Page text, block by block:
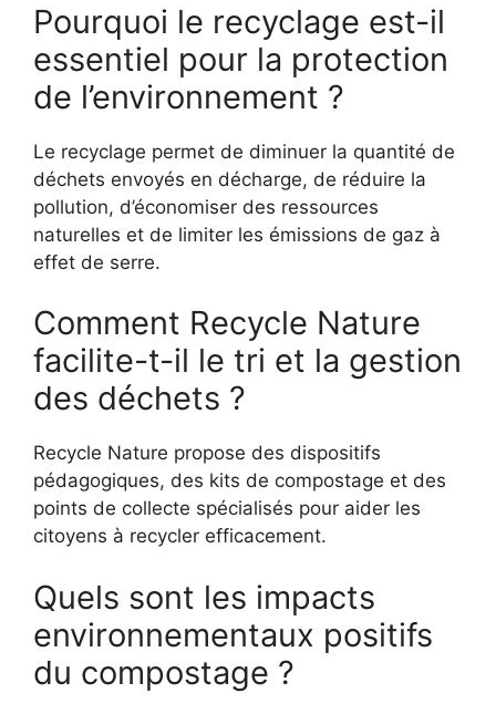
Pourquoi le recyclage est-il
essentiel pour la protection
de l’environnement ?
Le recyclage permet de diminuer la quantité de
déchets envoyés en décharge, de réduire la
pollution, d’économiser des ressources
naturelles et de limiter les émissions de gaz à
effet de serre.
Comment Recycle Nature
facilite-t-il le tri et la gestion
des déchets ?
Recycle Nature propose des dispositifs
pédagogiques, des kits de compostage et des
points de collecte spécialisés pour aider les
citoyens à recycler efficacement.
Quels sont les impacts
environnementaux positifs
du compostage ?